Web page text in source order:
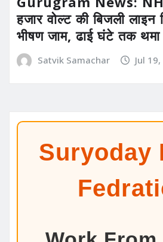
हजार वोल्ट की बिजली लाइन
भीषण जाम, ढाई घंटे तक
Satvik Samachar Jul
Suryoday